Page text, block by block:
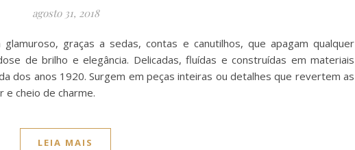
agosto 31, 2018
graças a sedas, contas e canutilhos, que apagam qualquer
de brilho e elegância. Delicadas, fluídas e construídas em materiais
dos anos 1920. Surgem em peças inteiras ou detalhes que revertem as
e cheio de charme.
LEIA MAIS